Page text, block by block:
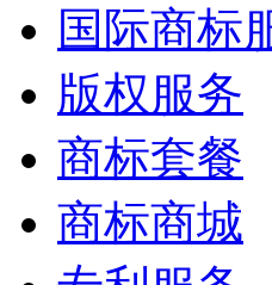
国际商标
版权服务
商标套餐
商标商城